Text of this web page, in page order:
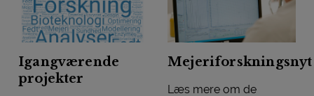
Igangværende
projekter
Mejeriforskningsnyt
Læs mere om de